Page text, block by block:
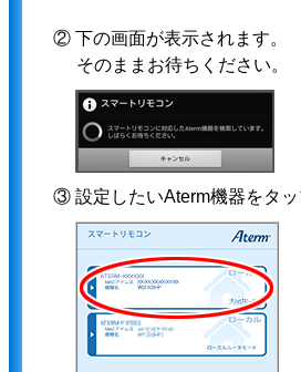
② 下の画面が表示されます。
そのままお待ちください。
③ 設定したいAterm機器をタッ